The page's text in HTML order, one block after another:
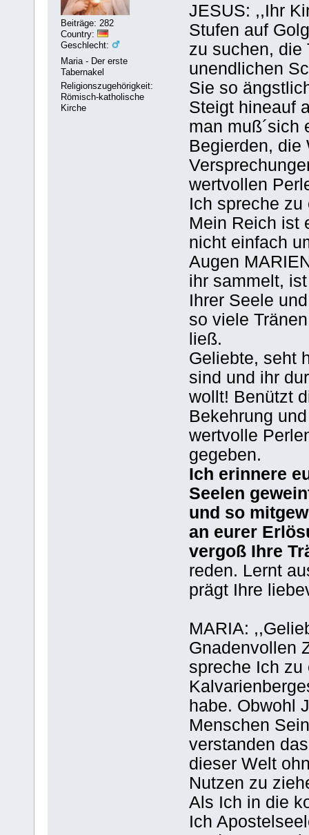
Beiträge: 282
Country:
Geschlecht:
Maria - Der erste
Tabernakel
Religionszugehörigkeit:
Römisch-katholische
Kirche
JESUS: ,,Ihr
Stufen auf
zu suchen, die
unendlichen
Sie so
Steigt hineauf
man muß´sich
Begierden, die
wertvollen
Ich spreche
Mein Reich ist
nicht einfach
Augen
ihr sammelt,
Ihrer Seele
so viele
ließ.
Geliebte, seht
sind und ihr
wollt! Benützt
Bekehrung
wertvolle
gegeben.
Ich erinnere
Seelen
und so
an eurer
vergoß Ihre
reden. Lernt
prägt Ihre
MARIA:
Gnadenvollen
spreche Ich zu
habe. Obwohl
Menschen
verstanden
dieser Welt
Nutzen zu
Als Ich in die
Ich